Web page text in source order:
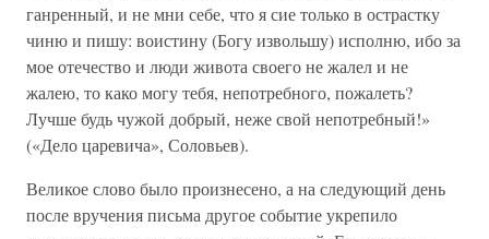
ганренный, и не мни себе, что я сие только в острастку
чиню и пишу: воистину (Богу извольшу) исполню, ибо за
мое отечество и люди живота своего не жалел и не
жалею, то како могу тебя, непотребного, пожалеть?
Лучше будь чужой добрый, неже свой непотребный!»
(«Дело царевича», Соловьев).
Великое слово было произнесено, а на следующий день
после вручения письма другое событие укрепило